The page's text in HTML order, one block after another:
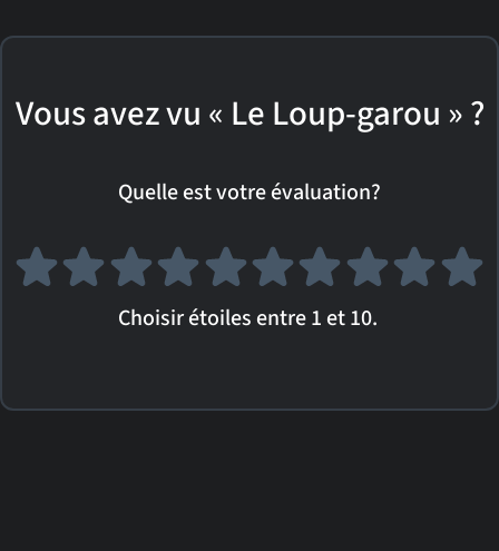
Vous avez vu « Le Loup-garou » ?
Quelle est votre évaluation?
Choisir étoiles entre 1 et 10.